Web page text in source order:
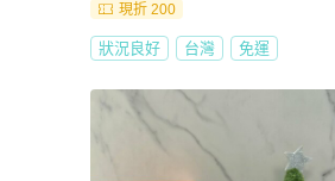
現折 200
狀況良好 台灣 免運